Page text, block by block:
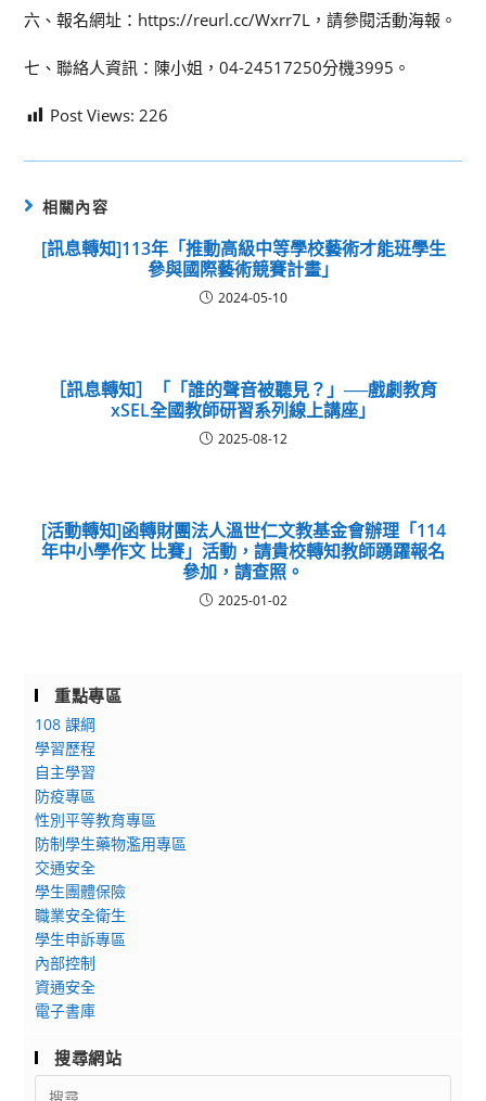
六、報名網址：https://reurl.cc/Wxrr7L，請參閱活動海報。
七、聯絡人資訊：陳小姐，04-24517250分機3995。
Post Views: 226
相關內容
[訊息轉知]113年「推動高級中等學校藝術才能班學生
參與國際藝術競賽計畫」
2024-05-10
［訊息轉知］「「誰的聲音被聽見？」──戲劇教育
xSEL全國教師研習系列線上講座」
2025-08-12
[活動轉知]函轉財團法人溫世仁文教基金會辦理「114
年中小學作文 比賽」活動，請貴校轉知教師踴躍報名
參加，請查照。
2025-01-02
重點專區
108 課綱
學習歷程
自主學習
防疫專區
性別平等教育專區
防制學生藥物濫用專區
交通安全
學生團體保險
職業安全衛生
學生申訴專區
內部控制
資通安全
電子書庫
搜尋網站
Search